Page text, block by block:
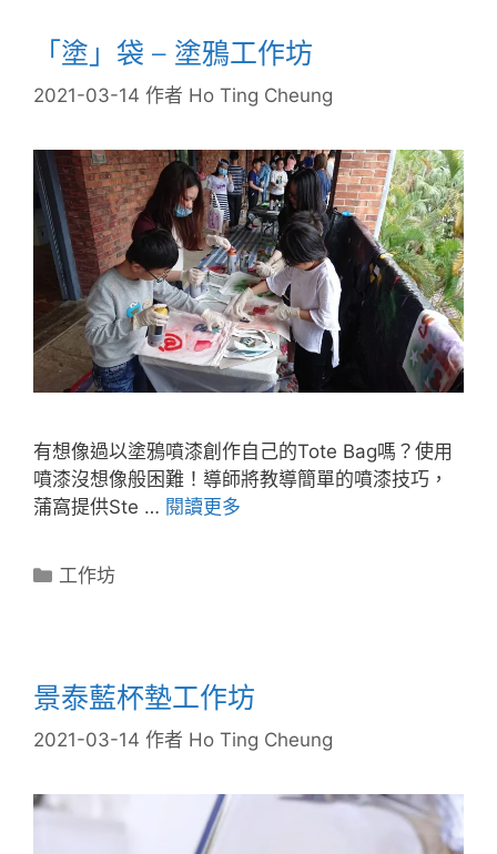
「塗」袋 – 塗鴉工作坊
2021-03-14 作者 Ho Ting Cheung
有想像過以塗鴉噴漆創作自己的Tote Bag嗎？使用
噴漆沒想像般困難！導師將教導簡單的噴漆技巧，
蒲窩提供Ste … 閱讀更多
工作坊
景泰藍杯墊工作坊
2021-03-14 作者 Ho Ting Cheung